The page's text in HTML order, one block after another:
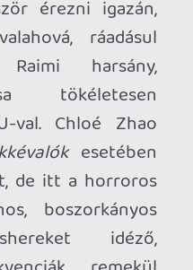
és
Chavezt
híján
ha nem a
hogy
és
puffogtató
az